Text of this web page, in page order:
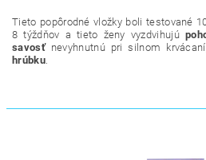
Tieto popôrodné vložky boli testované
8 týždňov a tieto ženy vyzdvihujú
savosťnevyhnutnú pri silnom
hrúbku.